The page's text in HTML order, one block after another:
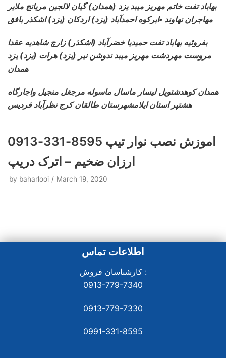
بهاباد تفت خاتم مهریز میبد یزد (همدان) گیان لالجین مریانج ملایر
مهاجران نهاوند •ابرکوه احمدآباد (یزد) اردکان (یزد) اشکذر بافق
بفروئیه بهاباد تفت حمیدیا خضرآباد (اشکذر) زارچشاهدیه عقدا
مروست مهردشت مهریز میبد ندوشن نیر (یزد) هرات (یزد) یزد
همدان
همدان کوهدشتویل لیسار ماسال ماسوله مرجغل منجیل واجارگاه
هشتپر استان ایلامشهرستان طالقان کرج نظرآباد فردیس
اموزش نصب نوار تیپ 8595-331-0913
ارزان ضخیم – اترک دریپ
by baharlooi March 19, 2020
اطلاعات تماس
کارشناسان فروش :
0913-779-7340
0913-779-7330
0991-331-8595